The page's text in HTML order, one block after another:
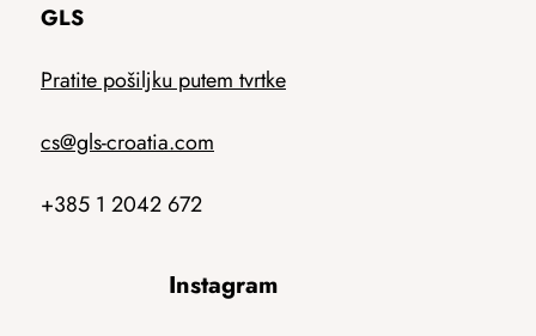
GLS
Pratite pošiljku putem tvrtke
cs@gls-croatia.com
+385 1 2042 672
Instagram